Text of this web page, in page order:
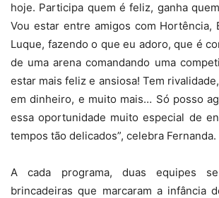
hoje. Participa quem é feliz, ganha
Vou estar entre amigos com Hortência,
Luque, fazendo o que eu adoro, que é
de uma arena comandando uma
estar mais feliz e ansiosa! Tem
em dinheiro, e muito mais… Só posso
essa oportunidade muito especial de
tempos tão delicados”, celebra Fernanda.
A cada programa, duas equipes
brincadeiras que marcaram a infância